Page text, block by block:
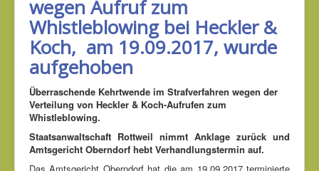
wegen Aufruf zum
Whistleblowing bei Heckler &
Koch, am 19.09.2017, wurde
aufgehoben
Überraschende Kehrtwende im Strafverfahren wegen der
Verteilung von Heckler & Koch-Aufrufen zum
Whistleblowing.
Staatsanwaltschaft Rottweil nimmt Anklage zurück und
Amtsgericht Oberndorf hebt Verhandlungstermin auf.